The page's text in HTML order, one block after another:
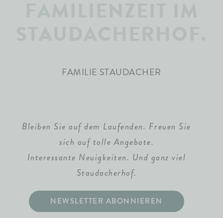
FAMILIE STAUDACHER
Bleiben Sie auf dem Laufenden. Freuen Sie
sich auf tolle Angebote.
Interessante Neuigkeiten. Und ganz viel
Staudacherhof.
NEWSLETTER ABONNIEREN